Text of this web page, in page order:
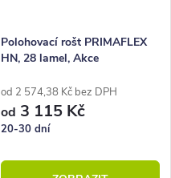
Polohovací rošt PRIMAFLEX
HN, 28 lamel, Akce
od 2 574,38 Kč bez DPH
od 3 115 Kč
20-30 dní